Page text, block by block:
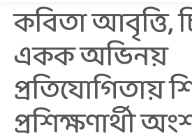
কবিতা আবৃত্তি,
একক অভিনয়
প্রতিযোগিতায়
প্রশিক্ষণার্থী